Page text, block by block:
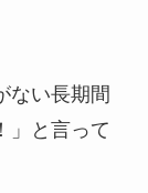
ない長期間
」と言って